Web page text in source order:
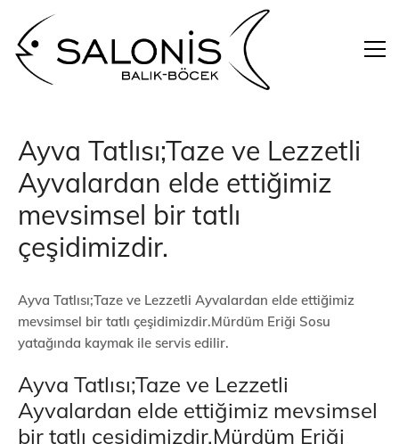
Ayva Tatlısı;Taze ve Lezzetli
Ayvalardan elde ettiğimiz
mevsimsel bir tatlı
çeşidimizdir.
Ayva Tatlısı;Taze ve Lezzetli Ayvalardan elde ettiğimiz
mevsimsel bir tatlı çeşidimizdir.Mürdüm Eriği Sosu
yatağında kaymak ile servis edilir.
Ayva Tatlısı;Taze ve Lezzetli
Ayvalardan elde ettiğimiz mevsimsel
bir tatlı çeşidimizdir.Mürdüm Eriği